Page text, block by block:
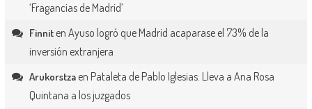
‘Fragancias de Madrid’
Finniten Ayuso logró que Madrid acaparase el 73% de la
inversión extranjera
Arukorstzaen Pataleta de Pablo Iglesias: Lleva a Ana Rosa
Quintana a los juzgados